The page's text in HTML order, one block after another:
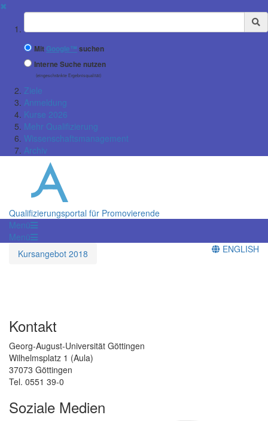
✖
Suchbegriff
Mit Google™ suchen
Interne Suche nutzen
(eingeschränkte Ergebnisqualität)
Ziele
Anmeldung
Kurse 2026
Mehr Qualifizierung
Wissenschaftsmanagement
Archiv
Qualifizierungsportal für Promovierende
Menü
Menü
Kursangebot 2018
ENGLISH
Kontakt
Georg-August-Universität Göttingen
Wilhelmsplatz 1 (Aula)
37073 Göttingen
Tel. 0551 39-0
Soziale Medien